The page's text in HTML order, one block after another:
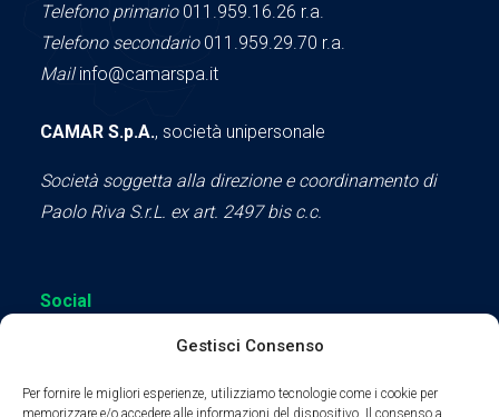
Gestisci Consenso
Per fornire le migliori esperienze, utilizziamo tecnologie come i cookie per
memorizzare e/o accedere alle informazioni del dispositivo. Il consenso a
Telefono primario011.959.16.26 r.a.
Telefono secondario011.959.29.70 r.a.
Mailinfo@camarspa.it
CAMAR S.p.A., società unipersonale
Società soggetta alla direzione e coordinamento di
Paolo Riva S.r.L. ex art. 2497 bis c.c.
Social